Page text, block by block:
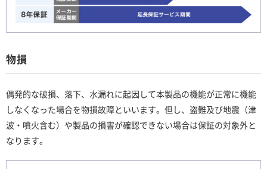
物損
偶発的な破損、落下、水漏れに起因して本製品の機能が正常に機能
しなくなった場合を物損故障といいます。但し、盗難及び地震（津
波・噴火含む）や製品の損害が確認できない場合は保証の対象外と
なります。